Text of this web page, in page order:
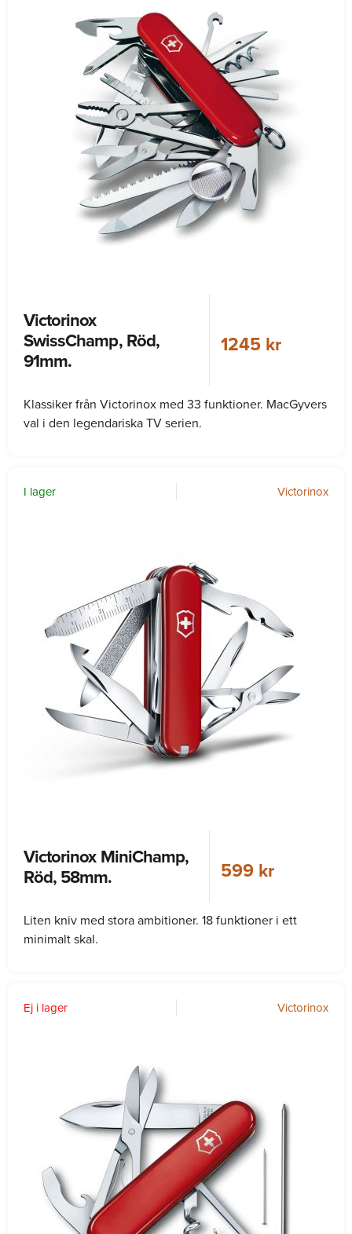
Victorinox
SwissChamp, Röd,
91mm.
1245 kr
Klassiker från Victorinox med 33 funktioner. MacGyvers
val i den legendariska TV serien.
I lager Victorinox
Victorinox MiniChamp,
Röd, 58mm.
599 kr
Liten kniv med stora ambitioner. 18 funktioner i ett
minimalt skal.
Ej i lager Victorinox